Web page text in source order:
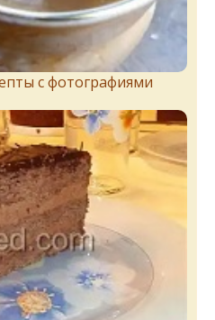
с фотографиями